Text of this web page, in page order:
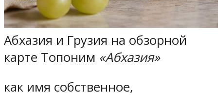
Абхазия и Грузия на обзорной
карте Топоним «Абхазия»
как имя собственное,